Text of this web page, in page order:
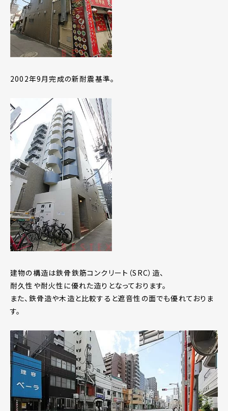
2002年9月完成の新耐震基準。
建物の構造は鉄骨鉄筋コンクリート（SRC）造、
耐久性や耐火性に優れた造りとなっております。
また、鉄骨造や木造と比較すると遮音性の面でも優れておりま
す。